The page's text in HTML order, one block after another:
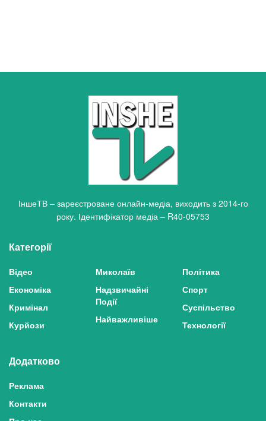
ІншеТВ – зареєстроване онлайн-медіа, виходить з 2014-го
року. Ідентифікатор медіа – R40-05753
Категорії
Відео
Економіка
Кримінал
Курйози
Миколаїв
Надзвичайні
Події
Найважливіше
Політика
Спорт
Суспільство
Технології
Додатково
Реклама
Контакти